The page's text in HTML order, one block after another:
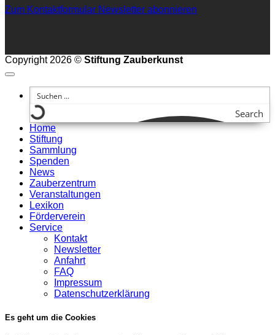
Zum Kontaktformular Newsletter abonnieren
Copyright 2026 © Stiftung Zauberkunst
Search
Home
Stiftung
Sammlung
Spenden
News
Zauberzentrum
Veranstaltungen
Lexikon
Förderverein
Service
Kontakt
Newsletter
Anfahrt
FAQ
Impressum
Datenschutzerklärung
Es geht um die Cookies